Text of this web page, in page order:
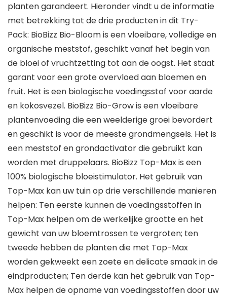
planten garandeert. Hieronder vindt u de informatie
met betrekking tot de drie producten in dit Try-
Pack: BioBizz Bio-Bloom is een vloeibare, volledige en
organische meststof, geschikt vanaf het begin van
de bloei of vruchtzetting tot aan de oogst. Het staat
garant voor een grote overvloed aan bloemen en
fruit. Het is een biologische voedingsstof voor aarde
en kokosvezel. BioBizz Bio-Grow is een vloeibare
plantenvoeding die een weelderige groei bevordert
en geschikt is voor de meeste grondmengsels. Het is
een meststof en grondactivator die gebruikt kan
worden met druppelaars. BioBizz Top-Max is een
100% biologische bloeistimulator. Het gebruik van
Top-Max kan uw tuin op drie verschillende manieren
helpen: Ten eerste kunnen de voedingsstoffen in
Top-Max helpen om de werkelijke grootte en het
gewicht van uw bloemtrossen te vergroten; ten
tweede hebben de planten die met Top-Max
worden gekweekt een zoete en delicate smaak in de
eindproducten; Ten derde kan het gebruik van Top-
Max helpen de opname van voedingsstoffen door uw